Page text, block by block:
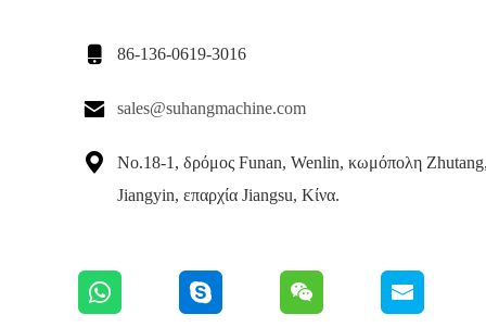
 86-136-0619-3016
 sales@suhangmachine.com

No.18-1, δρόμος Funan, Wenlin, κωμόπολη
Jiangyin, επαρχία Jiangsu, Κίνα.